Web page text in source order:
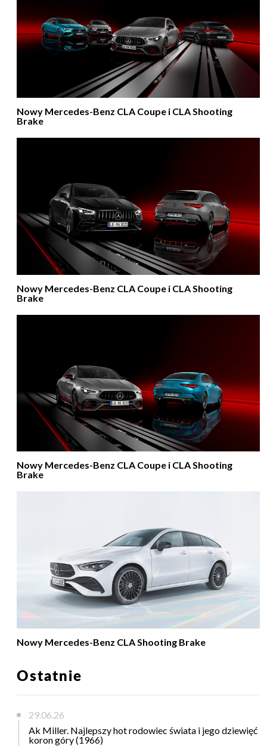
Nowy Mercedes-Benz CLA Coupe i CLA Shooting
Brake
Nowy Mercedes-Benz CLA Coupe i CLA Shooting
Brake
Nowy Mercedes-Benz CLA Coupe i CLA Shooting
Brake
Nowy Mercedes-Benz CLA Shooting Brake
Ostatnie
29.06.26
Ak Miller. Najlepszy hot rodowiec świata i jego dziewięć
koron góry (1966)